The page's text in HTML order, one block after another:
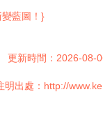
藍圖！}
更新時間：2026-08-
明出處：http://